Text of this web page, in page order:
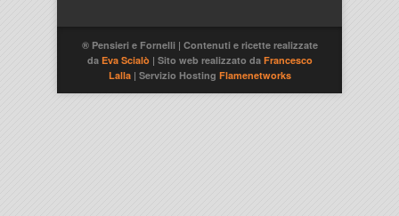
® Pensieri e Fornelli | Contenuti e ricette realizzate
da Eva Scialò | Sito web realizzato da Francesco
Lalla | Servizio Hosting Flamenetworks